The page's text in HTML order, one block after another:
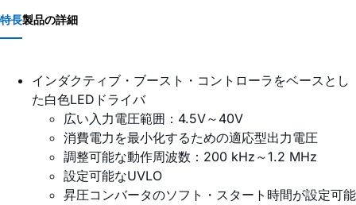
特長製品の詳細
インダクティブ・ブースト・コントローラをベースとし
た白色LEDドライバ
広い入力電圧範囲：4.5V～40V
消費電力を最小化するための適応型出力電圧
調整可能な動作周波数：200 kHz～1.2 MHz
設定可能なUVLO
昇圧コンバータのソフト・スタート時間が設定可能